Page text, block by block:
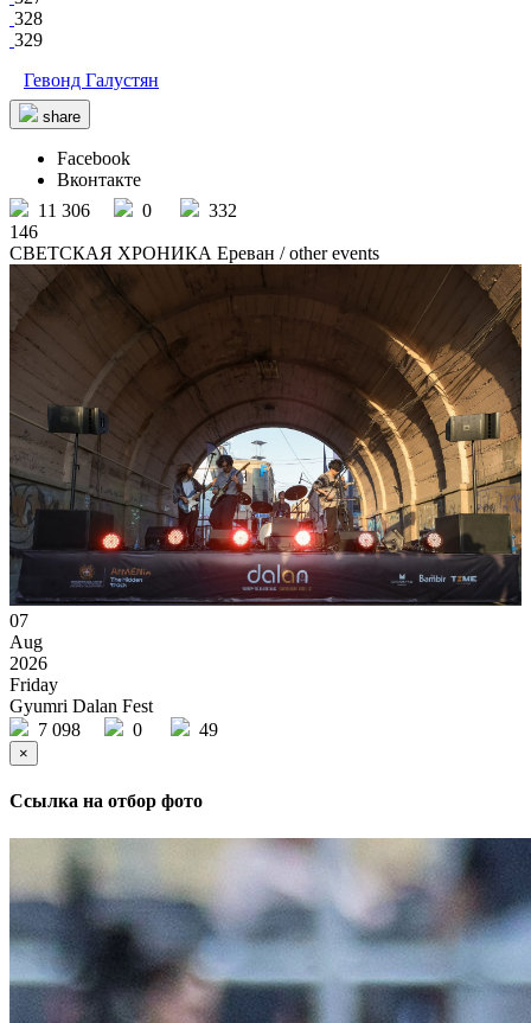
328
329
Гевонд Галустян
share
Facebook
Вконтакте
11 306
0
332
146
СВЕТСКАЯ ХРОНИКА Ереван / other events
07
Aug
2026
Friday
Gyumri Dalan Fest
7 098
0 49
×
Ссылка на отбор фото